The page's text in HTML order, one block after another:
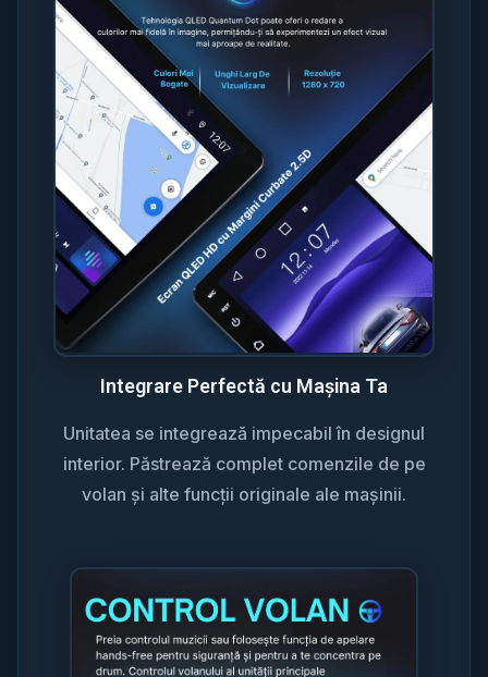
Integrare Perfectă cu Mașina Ta
Unitatea se integrează impecabil în designul
interior. Păstrează complet comenzile de pe
volan și alte funcții originale ale mașinii.